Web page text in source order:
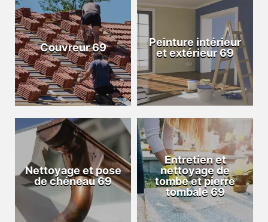
Couvreur 69
Peinture intérieur
et extérieur 69
Nettoyage et pose
de chéneau 69
Entretien et
nettoyage de
tombe et pierre
tombale 69